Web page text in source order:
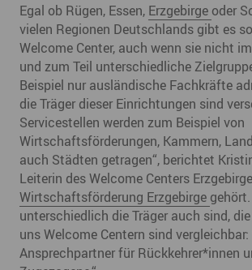
Egal ob Rügen, Essen, Erzgebirge oder
vielen Regionen Deutschlands gibt es
Welcome Center, auch wenn sie nicht
und zum Teil unterschiedliche
Beispiel nur ausländische Fachkräfte
die Träger dieser Einrichtungen sind
Servicestellen werden zum Beispiel von
Wirtschaftsförderungen, Kammern,
auch Städten getragen“, berichtet
Leiterin des Welcome Centers
Wirtschaftsförderung Erzgebirge
unterschiedlich die Träger auch sind,
uns Welcome Centern sind
Ansprechpartner für Rückkehrer*innen